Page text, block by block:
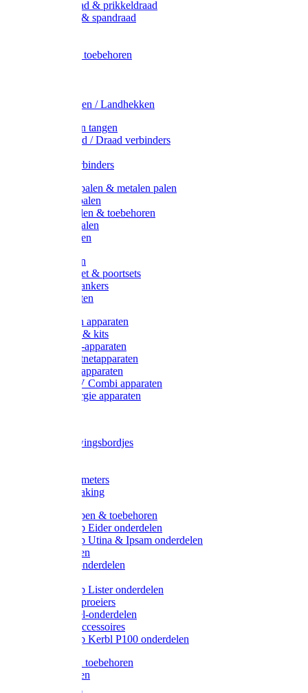
Metaal draad & prikkeldraad
Binddraad & spandraad
Afrasternet toebehoren
Weidehekken / Landhekken
Spanners en tangen
Lint / Koord / Draad verbinders
Litzclip verbinders
Recycling palen & metalen palen
Kunststof palen
T-Post t-palen & toebehoren
Glasfiber palen
Houten palen
Poortgrepen
Doorgangset & poortsets
Poortgreepankers
Weidepoorten
Onderdelen apparaten
Starter sets & kits
9V Batterij-apparaten
230V Lichtnetapparaten
12V Accu-apparaten
230V / 12V Combi apparaten
Zonne-energie apparaten
Waarschuwingsbordjes
Wegers en meters
Video bewaking
Weidepompen & toebehoren
Weidepomp Eider onderdelen
Weidepomp Utina & Ipsam onderdelen
Drinkbakken
Drinkbak onderdelen
Weidepomp Lister onderdelen
Nippels / Sproeiers
Drinknippel-onderdelen
Drinkbak accessoires
Weidepomp Kerbl P100 onderdelen
Oormerken toebehoren
Enkelbanden